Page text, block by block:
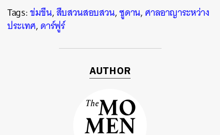
Tags:ข่มขืน,สืบสวนสอบสวน,ซูดาน,ศาลอาญาระหว่าง
ประเทศ,ดาร์ฟูร์
AUTHOR